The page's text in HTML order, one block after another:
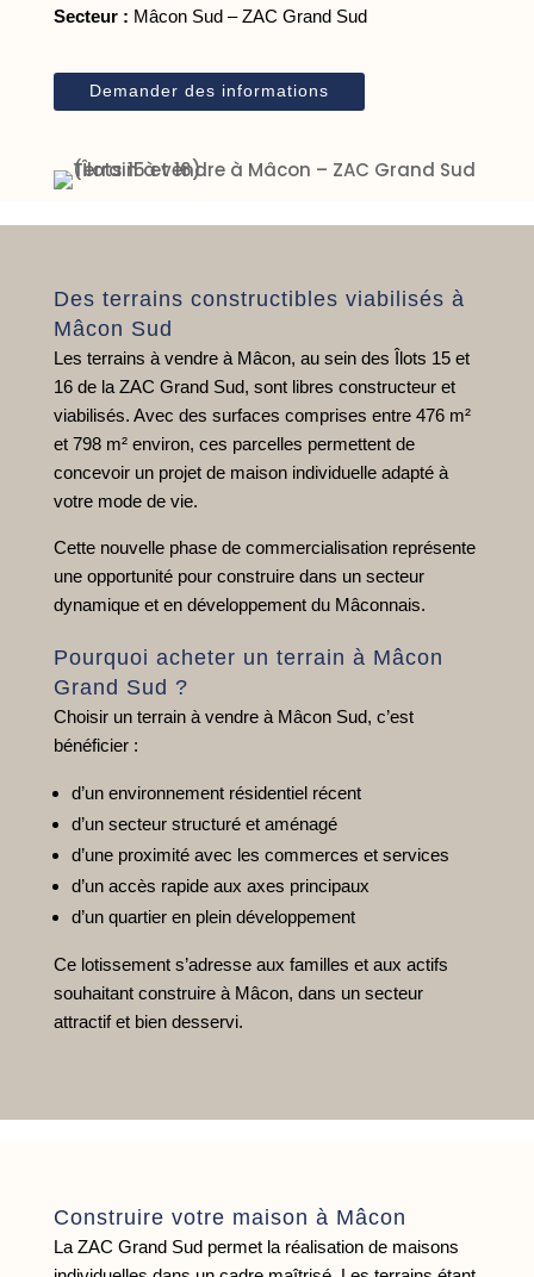
Secteur : Mâcon Sud – ZAC Grand Sud
Demander des informations
Des terrains constructibles viabilisés à
Mâcon Sud
Les terrains à vendre à Mâcon, au sein des Îlots 15 et
16 de la ZAC Grand Sud, sont libres constructeur et
viabilisés. Avec des surfaces comprises entre 476 m²
et 798 m² environ, ces parcelles permettent de
concevoir un projet de maison individuelle adapté à
votre mode de vie.
Cette nouvelle phase de commercialisation représente
une opportunité pour construire dans un secteur
dynamique et en développement du Mâconnais.
Pourquoi acheter un terrain à Mâcon
Grand Sud ?
Choisir un terrain à vendre à Mâcon Sud, c’est
bénéficier :
d’un environnement résidentiel récent
d’un secteur structuré et aménagé
d’une proximité avec les commerces et services
d’un accès rapide aux axes principaux
d’un quartier en plein développement
Ce lotissement s’adresse aux familles et aux actifs
souhaitant construire à Mâcon, dans un secteur
attractif et bien desservi.
Construire votre maison à Mâcon
La ZAC Grand Sud permet la réalisation de maisons